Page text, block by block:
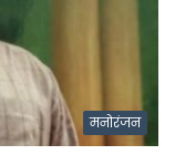
मनोरंजन